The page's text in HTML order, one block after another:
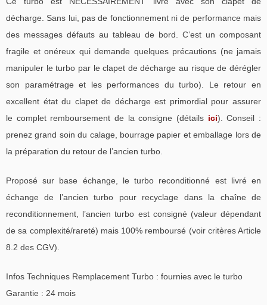
décharge. Sans lui, pas de fonctionnement ni de performance mais
des messages défauts au tableau de bord. C’est un composant
fragile et onéreux qui demande quelques précautions (ne jamais
manipuler le turbo par le clapet de décharge au risque de dérégler
son paramétrage et les performances du turbo). Le retour en
excellent état du clapet de décharge est primordial pour assurer
le complet remboursement de la consigne (détails ici). Conseil :
prenez grand soin du calage, bourrage papier et emballage lors de
la préparation du retour de l’ancien turbo.
Proposé sur base échange, le turbo reconditionné est livré en
échange de l’ancien turbo pour recyclage dans la chaîne de
reconditionnement, l’ancien turbo est consigné (valeur dépendant
de sa complexité/rareté) mais 100% remboursé (voir critères Article
8.2 des CGV).
Infos Techniques Remplacement Turbo : fournies avec le turbo
Garantie : 24 mois